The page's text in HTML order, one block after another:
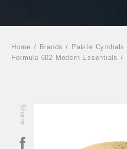
Home Brands
Paiste Cymbals
Formula 602 Modern Essentials
Share